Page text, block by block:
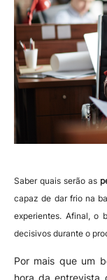
Saber quais serão as
capaz de dar frio na
experientes. Afinal, o
decisivos durante o
Por mais que um
hora da entrevista